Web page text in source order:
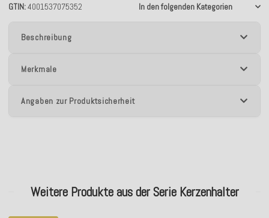
GTIN 4001537075352 In den folgenden Kategorien
Beschreibung
Merkmale
Angaben zur Produktsicherheit
Weitere Produkte aus der Serie Kerzenhalter